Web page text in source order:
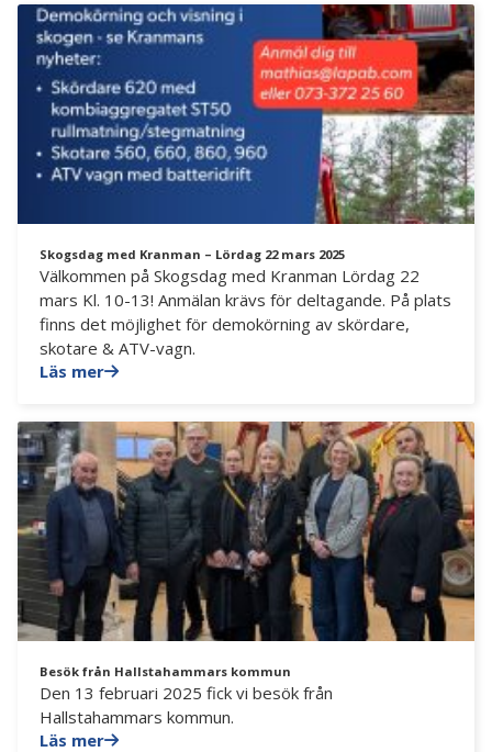
Skogsdag med Kranman – Lördag 22 mars 2025
Välkommen på Skogsdag med Kranman Lördag 22
mars Kl. 10-13! Anmälan krävs för deltagande. På plats
finns det möjlighet för demokörning av skördare,
skotare & ATV-vagn.
Läs mer
Besök från Hallstahammars kommun
Den 13 februari 2025 fick vi besök från
Hallstahammars kommun.
Läs mer